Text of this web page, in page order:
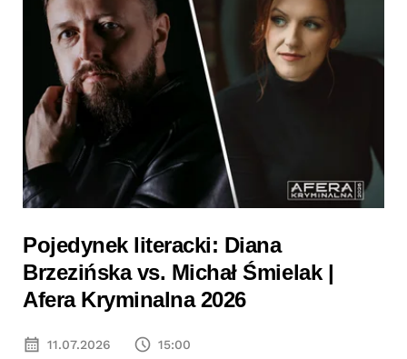
Pojedynek literacki: Diana
Brzezińska vs. Michał Śmielak |
Afera Kryminalna 2026
11.07.2026 15:00